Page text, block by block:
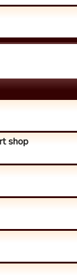
shop